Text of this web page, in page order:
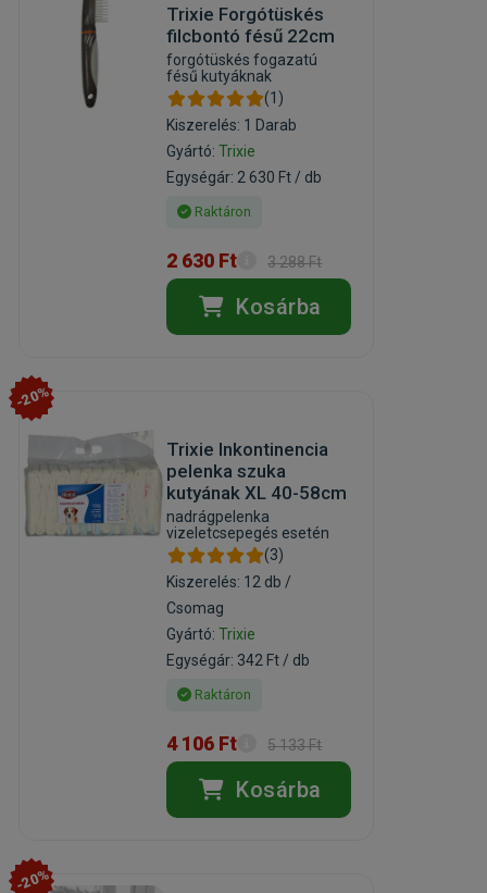
Trixie Forgótüskés
filcbontó fésű 22cm
forgótüskés fogazatú
fésű kutyáknak
(1)
Kiszerelés: 1 Darab
Gyártó:Trixie
Egységár: 2 630 Ft / db
Raktáron
2 630 Ft 3 288 Ft
Kosárba
-20%
Trixie Inkontinencia
pelenka szuka
kutyának XL 40-58cm
nadrágpelenka
vizeletcsepegés esetén
(3)
Kiszerelés: 12 db /
Csomag
Gyártó:Trixie
Egységár: 342 Ft / db
Raktáron
4 106 Ft 5 133 Ft
Kosárba
-20%